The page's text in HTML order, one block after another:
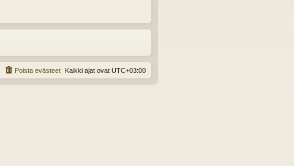
Kaikki ajat ovat UTC+03:00
Poista evästeet